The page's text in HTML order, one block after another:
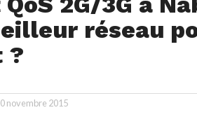
réseau
?
novembre 2015